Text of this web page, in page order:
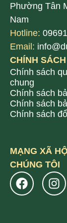
Phường Tân
Nam
Hotline:
Email:
CHÍNH SÁCH
Chính sách
chung
Chính sách
Chính sách
Chính sách
MẠNG XÃ
CHÚNG TÔI